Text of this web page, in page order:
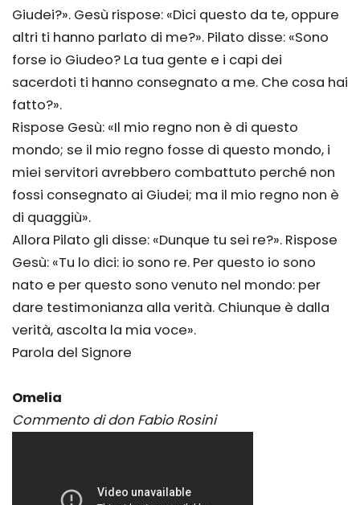
Giudei?». Gesù rispose: «Dici questo da te, oppure
altri ti hanno parlato di me?». Pilato disse: «Sono
forse io Giudeo? La tua gente e i capi dei
sacerdoti ti hanno consegnato a me. Che cosa hai
fatto?».
Rispose Gesù: «Il mio regno non è di questo
mondo; se il mio regno fosse di questo mondo, i
miei servitori avrebbero combattuto perché non
fossi consegnato ai Giudei; ma il mio regno non è
di quaggiù».
Allora Pilato gli disse: «Dunque tu sei re?». Rispose
Gesù: «Tu lo dici: io sono re. Per questo io sono
nato e per questo sono venuto nel mondo: per
dare testimonianza alla verità. Chiunque è dalla
verità, ascolta la mia voce».
Parola del Signore
Omelia
Commento di don Fabio Rosini